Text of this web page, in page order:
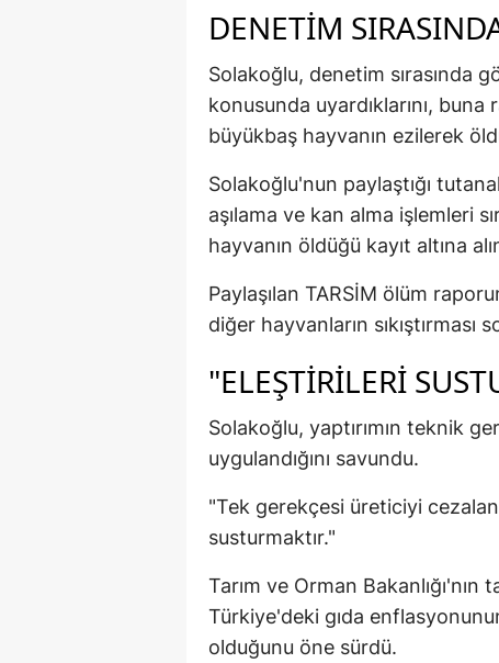
DENETIM
Solakoğlu, denetim sırasında
konusunda uyardıklarını,
büyükbaş hayvanın ezilerek
Solakoğlu'nun paylaştığı
aşılama ve kan alma işlemleri
hayvanın öldüğü kayıt altına
Paylaşılan TARSİM ölüm
diğer hayvanların
"ELEŞTIRILERI
Solakoğlu, yaptırımın teknik
uygulandığını savundu.
"Tek gerekçesi üreticiyi
susturmaktır."
Tarım ve Orman Bakanlığı'nın
Türkiye'deki gıda
olduğunu öne sürdü.